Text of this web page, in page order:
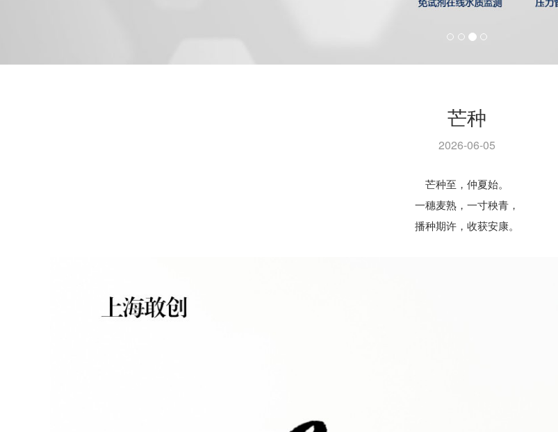
芒种
2026-06-05
芒种至，仲夏始。
一穗麦熟，一寸秧青，
播种期许，收获安康。